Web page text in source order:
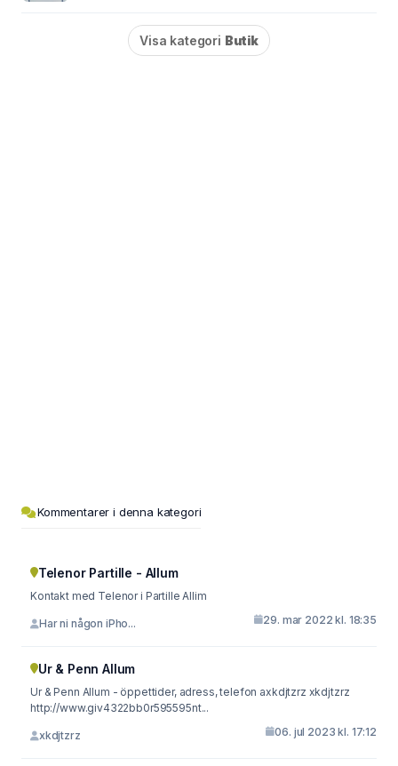
Visa kategori Butik
Kommentarer i denna kategori
Telenor Partille - Allum
Kontakt med Telenor i Partille Allim
Har ni någon iPho... 29. mar 2022 kl. 18:35
Ur & Penn Allum
Ur & Penn Allum - öppettider, adress, telefon axkdjtzrz xkdjtzrz
http://www.giv4322bb0r595595nt...
xkdjtzrz 06. jul 2023 kl. 17:12